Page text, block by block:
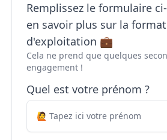
Remplissez le formulaire
en savoir plus sur la
d'exploitation 💼
Cela ne prend que quelques
engagement !
Quel est votre prénom ?